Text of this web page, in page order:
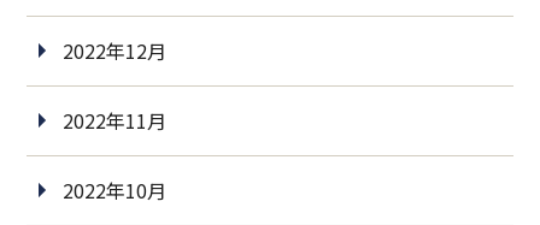
2022年12月
2022年11月
2022年10月